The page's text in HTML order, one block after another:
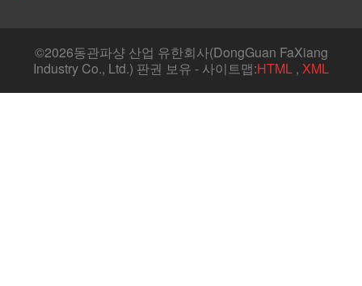
©2026동관파샹 산업 유한회사(DongGuan FaXiang
Industry Co., Ltd.) 판권 보유 - 사이트맵:HTML , XML